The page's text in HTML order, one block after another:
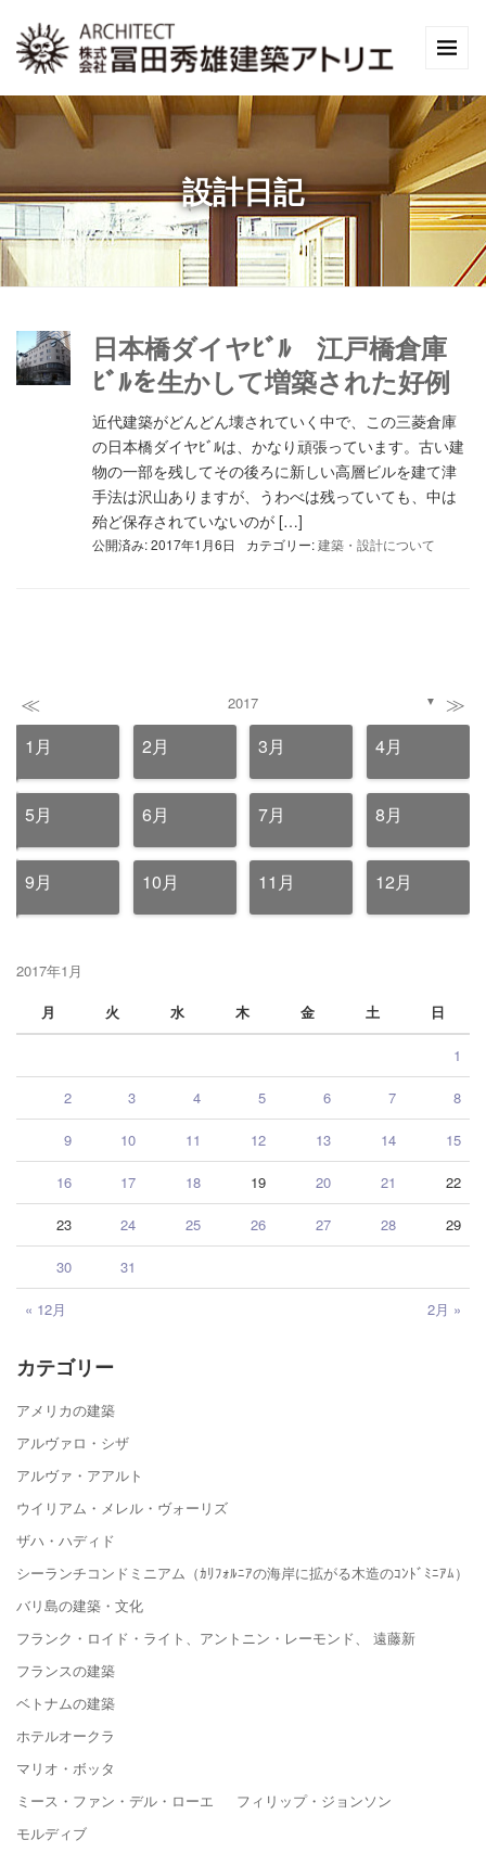
設計日記
日本橋ダイヤﾋﾞﾙ 江戸橋倉庫
ﾋﾞﾙを生かして増築された好例
近代建築がどんどん壊されていく中で、この三菱倉庫
の日本橋ダイヤﾋﾞﾙは、かなり頑張っています。古い建
物の一部を残してその後ろに新しい高層ビルを建て津
手法は沢山ありますが、うわべは残っていても、中は
殆ど保存されていないのが […]
公開済み: 2017年1月6日 カテゴリー:建築・設計について
≪ 2017 ▼ ≫
1月 2月 3月 4月
5月 6月 7月 8月
9月 10月 11月 12月
2017年1月
月
火 水 木 金 土 日
« 12月 2月 »
1
2 3 4 5 6 7 8
9 10 11 12 13 14 15
16 17 18 19 20 21 22
23 24 25 26 27 28 29
30 31
カテゴリー
アメリカの建築
アルヴァロ・シザ
アルヴァ・アアルト
ウイリアム・メレル・ヴォーリズ
ザハ・ハディド
シーランチコンドミニアム（ｶﾘﾌｫﾙﾆｱの海岸に拡がる木造のｺﾝﾄﾞﾐﾆｱﾑ）
バリ島の建築・文化
フランク・ロイド・ライト、アントニン・レーモンド、 遠藤新
フランスの建築
ベトナムの建築
ホテルオークラ
マリオ・ボッタ
ミース・ファン・デル・ローエ フィリップ・ジョンソン
モルディブ